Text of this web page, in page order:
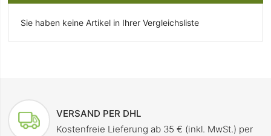
Sie haben keine Artikel in Ihrer Vergleichsliste
VERSAND PER DHL
Kostenfreie Lieferung ab 35 € (inkl. MwSt.) per